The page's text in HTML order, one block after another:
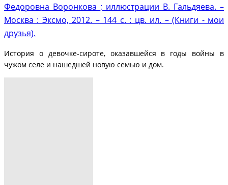
Федоровна Воронкова ; иллюстрации В. Гальдяева. –
Москва : Эксмо, 2012. – 144 с. : цв. ил. – (Книги - мои
друзья).
История о девочке-сироте, оказавшейся в годы войны в
чужом селе и нашедшей новую семью и дом.